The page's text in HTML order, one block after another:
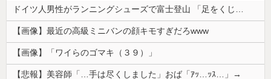
ドイツ人男性がランニングシューズで富士登山 「足をくじいて動けない」
【画像】最近の高級ミニバンの顔キモすぎだろwww
【画像】「ワイらのゴマキ（３９）」
【悲報】美容師「…手は尽くしました」おば「ｱｯ…ｯｽ…」→